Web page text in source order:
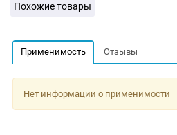
Похожие товары
Применимость Отзывы
Нет информации о применимости